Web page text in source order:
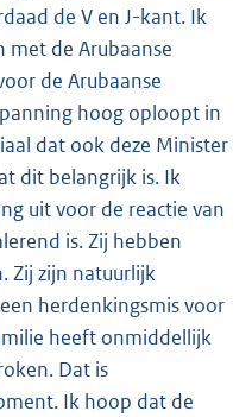
de V en J-kant. Ik
met de Arubaanse
de Arubaanse
hoog oploopt in
dat ook deze Minister
dit belangrijk is. Ik
uit voor de reactie van
is. Zij hebben
Zij zijn natuurlijk
herdenkingsmis voor
heeft onmiddellijk
Dat is
Ik hoop dat de